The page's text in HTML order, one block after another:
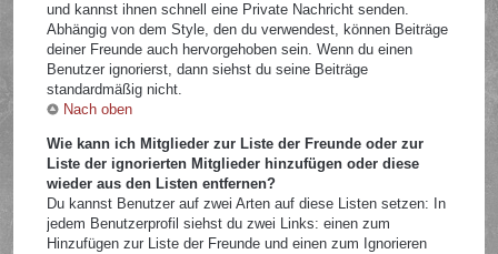
und kannst ihnen schnell eine Private Nachricht senden.
Abhängig von dem Style, den du verwendest, können Beiträge
deiner Freunde auch hervorgehoben sein. Wenn du einen
Benutzer ignorierst, dann siehst du seine Beiträge
standardmäßig nicht.
Nach oben
Wie kann ich Mitglieder zur Liste der Freunde oder zur
Liste der ignorierten Mitglieder hinzufügen oder diese
wieder aus den Listen entfernen?
Du kannst Benutzer auf zwei Arten auf diese Listen setzen: In
jedem Benutzerprofil siehst du zwei Links: einen zum
Hinzufügen zur Liste der Freunde und einen zum Ignorieren